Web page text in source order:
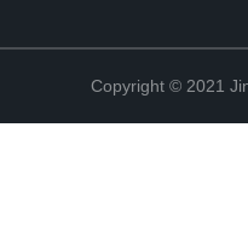
Copyright © 2021